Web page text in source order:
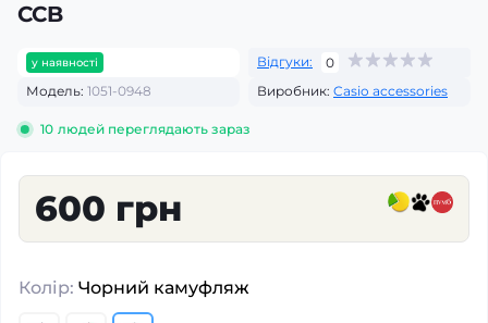
CCB
у наявності Відгуки:
0
Модель: 1051-0948 Виробник: Casio accessories
10 людей переглядають зараз
600 грн
Колір: Чорний камуфляж